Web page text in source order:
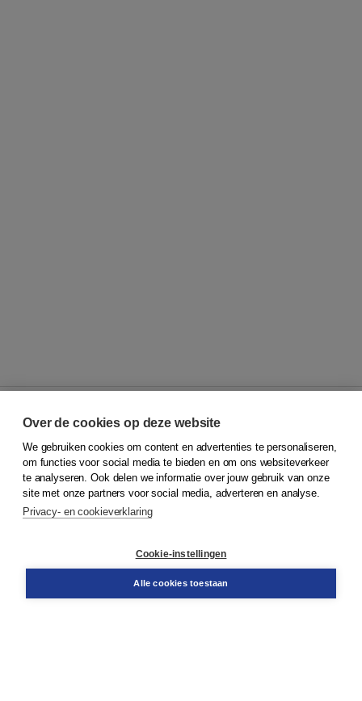
© 2026Koninklijke Boom uitgevers
Klantenservice
Service & informatie
Contact
Over de cookies op deze website
We gebruiken cookies om content en advertenties te personaliseren,
om functies voor social media te bieden en om ons websiteverkeer
te analyseren. Ook delen we informatie over jouw gebruik van onze
site met onze partners voor social media, adverteren en analyse.
Privacy- en cookieverklaring
Cookie-instellingen
Alle cookies toestaan